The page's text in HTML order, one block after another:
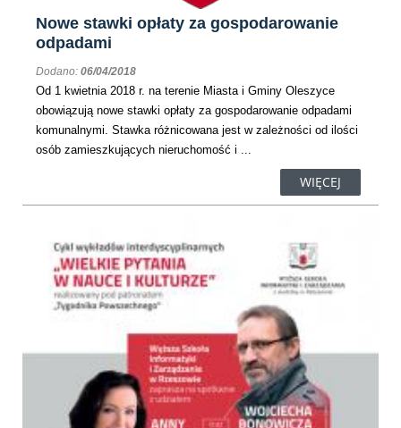
Nowe stawki opłaty za gospodarowanie
odpadami
Dodano: 06/04/2018
Od 1 kwietnia 2018 r. na terenie Miasta i Gminy Oleszyce
obowiązują nowe stawki opłaty za gospodarowanie odpadami
komunalnymi. Stawka różnicowana jest w zależności od ilości
osób zamieszkujących nieruchomość i ...
WIĘCEJ